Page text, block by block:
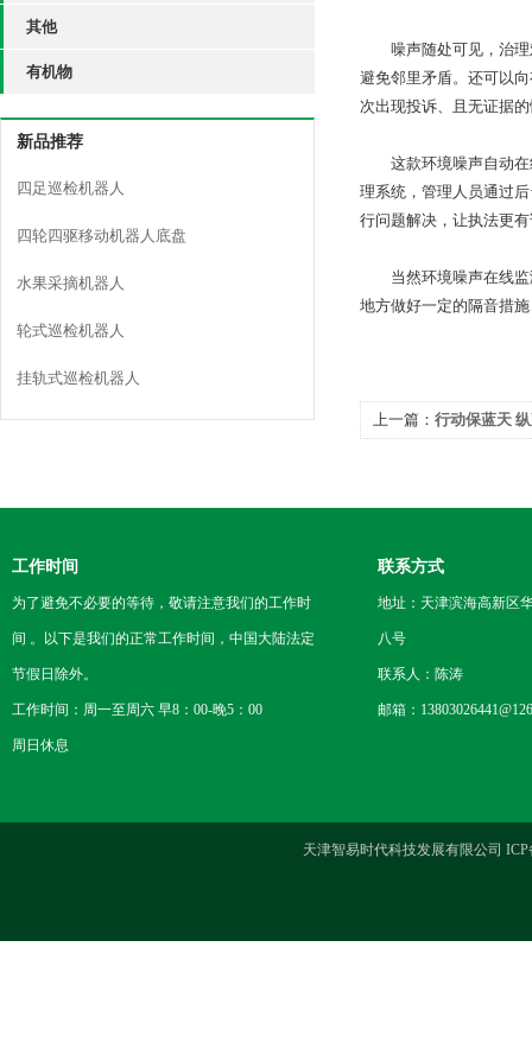
其他
有机物
新品推荐
四足巡检机器人
四轮四驱移动机器人底盘
水果采摘机器人
轮式巡检机器人
挂轨式巡检机器人
噪声随处可见，治理
避免邻里矛盾。还可以
次出现投诉、且无证据
这款环境噪声自动在
理系统，管理人员通过
行问题解决，让执法更
当然环境噪声在线监
地方做好一定的隔音措
上一篇： 行动保蓝天
工作时间
为了避免不必要的等待，敬请注意我们的工作时
间 。以下是我们的正常工作时间，中国大陆法定
节假日除外。
工作时间：周一至周六 早8：00-晚5：00
周日休息
联系方式
地址：天津滨海高新区
八号
联系人：陈涛
邮箱：
天津智易时代科技发展有限公司 ICP